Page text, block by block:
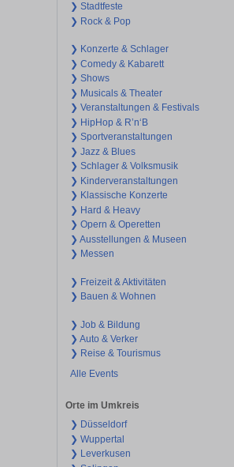
❯ Stadtfeste
❯ Rock & Pop
❯ Konzerte & Schlager
❯ Comedy & Kabarett
❯ Shows
❯ Musicals & Theater
❯ Veranstaltungen & Festivals
❯ HipHop & R’n‘B
❯ Sportveranstaltungen
❯ Jazz & Blues
❯ Schlager & Volksmusik
❯ Kinderveranstaltungen
❯ Klassische Konzerte
❯ Hard & Heavy
❯ Opern & Operetten
❯ Ausstellungen & Museen
❯ Messen
❯ Freizeit & Aktivitäten
❯ Bauen & Wohnen
❯ Job & Bildung
❯ Auto & Verker
❯ Reise & Tourismus
Alle Events
Orte im Umkreis
❯ Düsseldorf
❯ Wuppertal
❯ Leverkusen